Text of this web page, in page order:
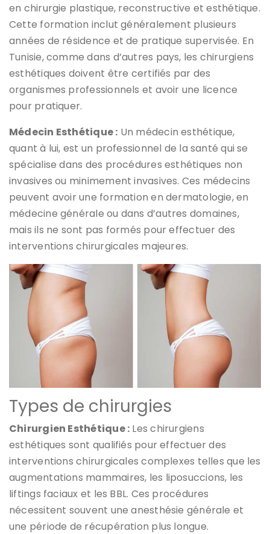
en chirurgie plastique, reconstructive et esthétique.
Cette formation inclut généralement plusieurs
années de résidence et de pratique supervisée. En
Tunisie, comme dans d’autres pays, les chirurgiens
esthétiques doivent être certifiés par des
organismes professionnels et avoir une licence
pour pratiquer.
Médecin Esthétique : Un médecin esthétique,
quant à lui, est un professionnel de la santé qui se
spécialise dans des procédures esthétiques non
invasives ou minimement invasives. Ces médecins
peuvent avoir une formation en dermatologie, en
médecine générale ou dans d’autres domaines,
mais ils ne sont pas formés pour effectuer des
interventions chirurgicales majeures.
Types de chirurgies
Chirurgien Esthétique : Les chirurgiens
esthétiques sont qualifiés pour effectuer des
interventions chirurgicales complexes telles que les
augmentations mammaires, les liposuccions, les
liftings faciaux et les BBL. Ces procédures
nécessitent souvent une anesthésie générale et
une période de récupération plus longue.